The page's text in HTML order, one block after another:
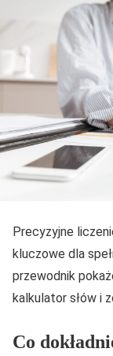
Precyzyjne
kluczowe dla
przewodnik
kalkulator słów i
Co